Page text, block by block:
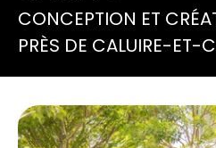
CONCEPTION ET
PRÈS DE CALUIRE-ET-